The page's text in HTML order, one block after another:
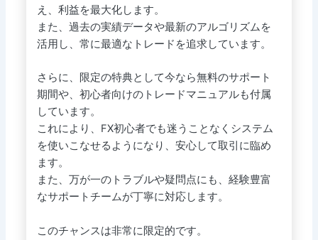
え、利益を最大化します。
また、過去の実績データや最新のアルゴリズムを
活用し、常に最適なトレードを追求しています。
さらに、限定の特典として今なら無料のサポート
期間や、初心者向けのトレードマニュアルも付属
しています。
これにより、FX初心者でも迷うことなくシステム
を使いこなせるようになり、安心して取引に臨め
ます。
また、万が一のトラブルや疑問点にも、経験豊富
なサポートチームが丁寧に対応します。
このチャンスは非常に限定的です。